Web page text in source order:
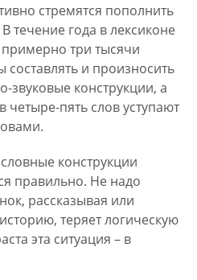
стремятся пополнить
течение года в лексиконе
три тысячи
и произносить
звуковые конструкции, а
четыре-пять слов уступают
конструкции
правильно. Не надо
рассказывая или
теряет логическую
эта ситуация – в